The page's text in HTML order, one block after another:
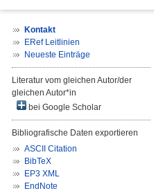
Kontakt
ERef Leitlinien
Neueste Einträge
Literatur vom gleichen Autor/der
gleichen Autor*in
bei Google Scholar
Bibliografische Daten exportieren
ASCII Citation
BibTeX
EP3 XML
EndNote